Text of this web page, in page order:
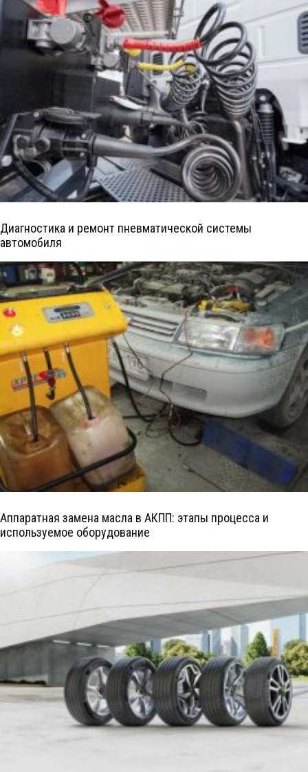
Диагностика и ремонт пневматической системы
автомобиля
Аппаратная замена масла в АКПП: этапы процесса и
используемое оборудование